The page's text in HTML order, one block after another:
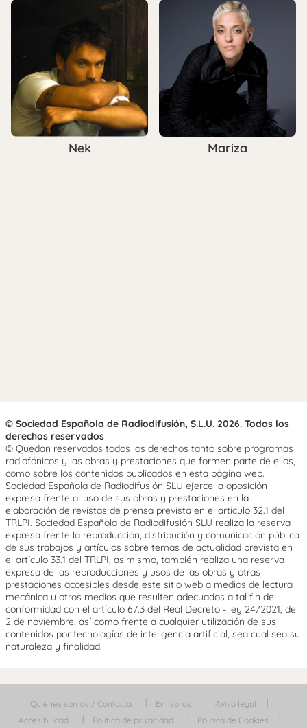
Nek Mariza
© Sociedad Española de Radiodifusión, S.L.U. 2026. Todos los
derechos reservados
© Quedan reservados todos los derechos tanto sobre programas
radiofónicos y las obras y prestaciones que formen parte de ellos,
como sobre los contenidos publicados en esta página web.
Sociedad Española de Radiodifusión SLU ejerce la oposición
expresa frente al uso de sus obras y prestaciones en la
elaboración de revistas de prensa prevista en el artículo 32.1 del
TRLPI. Sociedad Española de Radiodifusión SLU realiza la reserva
expresa frente la reproducción, distribución y comunicación pública
de sus trabajos y artículos sobre temas de actualidad prevista en
el artículo 33.1 del TRLPI, asimismo, también realiza una reserva
expresa de las reproducciones y usos de las obras y otras
prestaciones accesibles desde este sitio web a medios de lectura
mecánica u otros medios que resulten adecuados a tal fin de
conformidad con el artículo 67.3 del Real Decreto - ley 24/2021, de
2 de noviembre, así como frente a cualquier utilización de sus
contenidos por tecnologías de inteligencia artificial, sea cual sea su
naturaleza y finalidad.
Quiénes somos / Contacta Emisoras
Aviso legal
Accesibilidad
Política de privacidad Política de Cookies